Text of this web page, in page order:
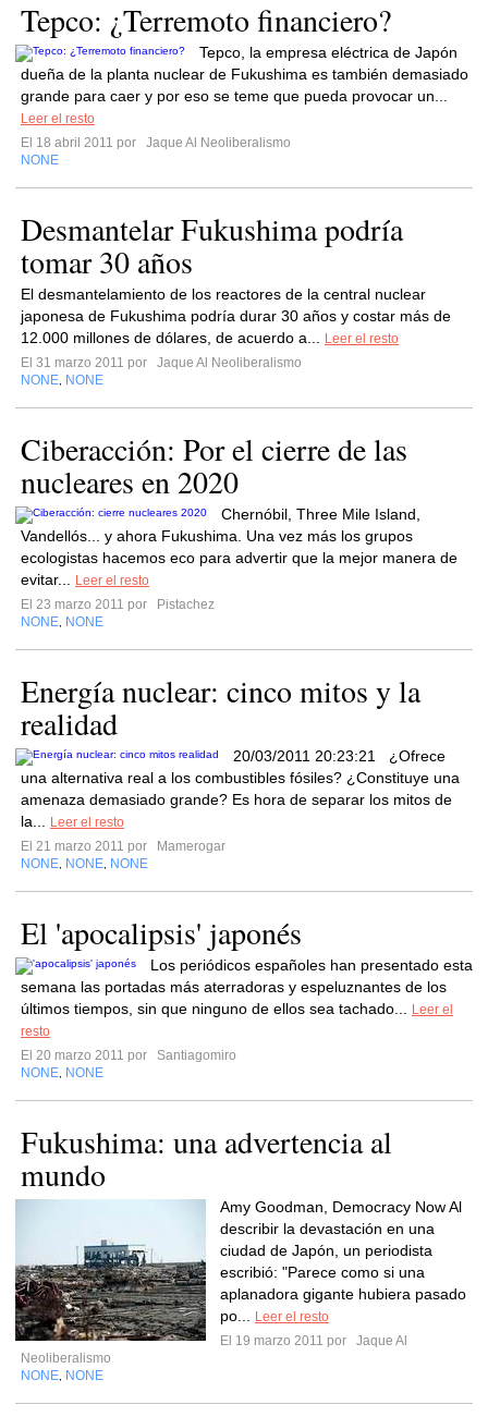
Tepco: ¿Terremoto financiero?
Tepco, la empresa eléctrica de Japón
dueña de la planta nuclear de Fukushima es también demasiado
grande para caer y por eso se teme que pueda provocar un...
Leer el resto
El 18 abril 2011 por
Jaque Al Neoliberalismo
NONE
Desmantelar Fukushima podría
tomar 30 años
El desmantelamiento de los reactores de la central nuclear
japonesa de Fukushima podría durar 30 años y costar más de
12.000 millones de dólares, de acuerdo a...
Leer el resto
El 31 marzo 2011 por
Jaque Al Neoliberalismo
NONE NONE
Ciberacción: Por el cierre de las
nucleares en 2020
Chernóbil, Three Mile Island,
Vandellós... y ahora Fukushima. Una vez más los grupos
ecologistas hacemos eco para advertir que la mejor manera de
evitar...
Leer el resto
El 23 marzo 2011 por
Pistachez
NONE NONE
Energía nuclear: cinco mitos y la
realidad
20/03/2011 20:23:21 ¿Ofrece
una alternativa real a los combustibles fósiles? ¿Constituye una
amenaza demasiado grande? Es hora de separar los mitos de
la...
Leer el resto
El 21 marzo 2011 por
Mamerogar
NONE NONE NONE
El 'apocalipsis' japonés
Los periódicos españoles han presentado esta
semana las portadas más aterradoras y espeluznantes de los
últimos tiempos, sin que ninguno de ellos sea tachado...
Leer el
resto
El 20 marzo 2011 por
Santiagomiro
NONE NONE
Fukushima: una advertencia al
mundo
Amy Goodman, Democracy Now Al
describir la devastación en una
ciudad de Japón, un periodista
escribió: "Parece como si una
aplanadora gigante hubiera pasado
po...
Leer el resto
El 19 marzo 2011 por
Jaque Al
Neoliberalismo
NONE NONE